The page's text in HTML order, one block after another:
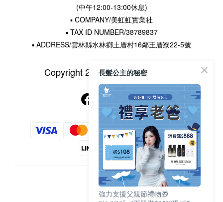
(中午12:00-13:00休息)
▪ COMPANY/美虹虹實業社
▪ TAX ID NUMBER/38789837
▪ ADDRESS/雲林縣水林鄉土厝村16鄰王厝寮22-5號
Copyright 2015 © 長髮公主的秘密
$ TWD
長髮公主的秘密
強力支援父親節禮物🎁